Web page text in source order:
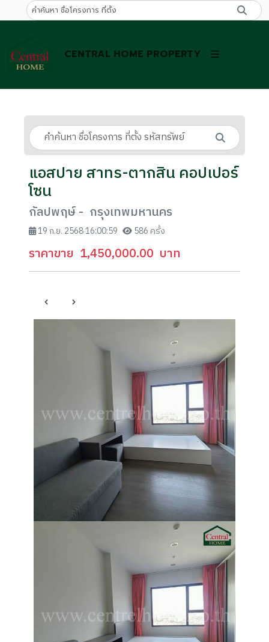
CENTRAL HOME PROPERTY
แอสปาย สาทร-ตากสิน คอปเปอร์
โซน
กัลปพฤษ์ - กรุงเทพมหานคร
19 ก.ย. 2568 16:00:59 586 ครั้ง
ราคาขาย 1,450,000.00 บาท